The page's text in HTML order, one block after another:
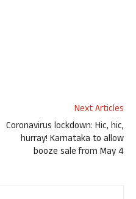
Next Articles
Coronavirus lockdown: Hic, hic,
hurray! Karnataka to allow
booze sale from May 4